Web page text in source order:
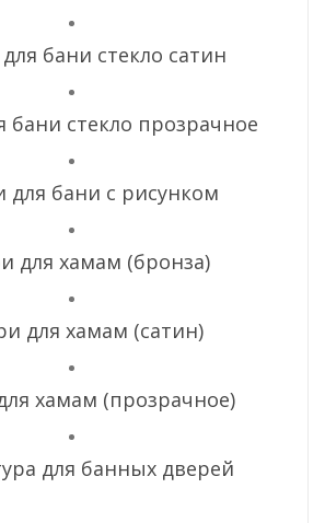
бани стекло сатин
бани стекло прозрачное
для бани с рисунком
для хамам (бронза)
для хамам (сатин)
хамам (прозрачное)
для банных дверей